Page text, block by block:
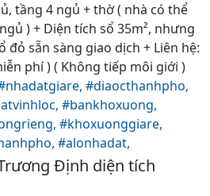
tầng 4 ngủ + thờ ( nhà có thể
) + Diện tích sổ 35m², nhưng
đỏ sẵn sàng giao dịch + Liên hệ:
phí ) ( Không tiếp môi giới )
#diaocthanhpho,
#bankhoxuong,
#khoxuonggiare,
#alonhadat,
Định diện tích